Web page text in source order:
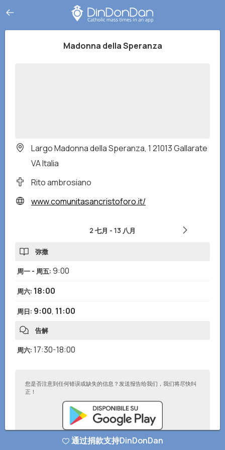
Madonna della Speranza
Largo Madonna della Speranza, 1 21013 Gallarate
VA Italia
Rito ambrosiano
www.comunitasancristoforo.it/
2 七月 - 13 八月
弥撒
周一 - 周五: 9:00
周六: 18:00
周日: 9:00, 11:00
告解
周六: 17:30-18:00
您是否注意到任何错误或缺失的信息？发送报告给我们，我们将尽快纠
正！
通过捐款支持DinDonDan